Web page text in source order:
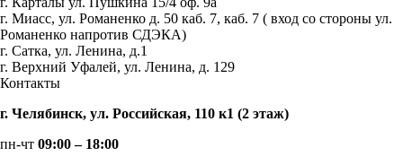
г. Миасс, ул. Романенко д. 50 каб. 7, каб. 7 ( вход со стороны ул.
Романенко напротив СДЭКА)
г. Сатка, ул. Ленина, д.1
г. Верхний Уфалей, ул. Ленина, д. 129
Контакты
г. Челябинск, ул. Российская, 110 к1 (2 этаж)
пн-чт 09:00 – 18:00